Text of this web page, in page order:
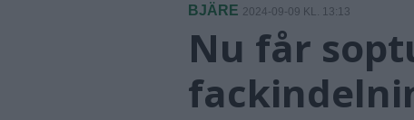
BJÄRE 2024-09-09 KL. 13:13
Nu får